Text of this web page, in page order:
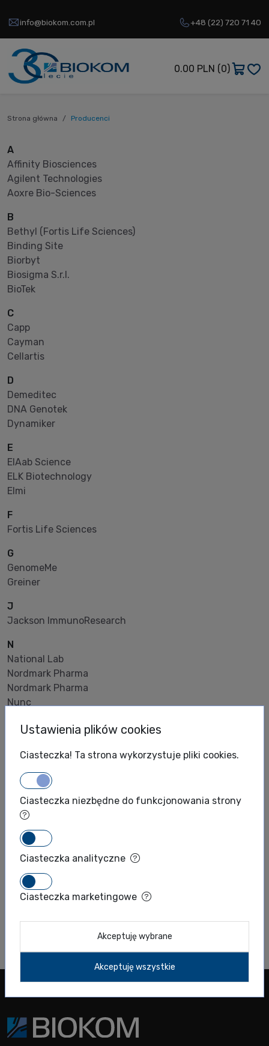
info@biokom.com.pl +48 (22) 720 71 40
0.00 PLN (0)
Strona główna Producenci
A
Affinity Biosciences
Agilent Technologies
Aoxre Bio-Sciences
B
Bethyl (Fortis Life Sciences)
Binding Site
Biorbyt
Biosigma S.r.l.
BioTek
C
Capp
Cayman
Cellartis
D
Demeditec
DNA Genotek
Dynamiker
E
EIAab Science
ELK Biotechnology
Elmi
F
Fortis Life Sciences
G
GenomeMe
Greiner
J
Jackson ImmunoResearch
N
National Lab
Nordmark Pharma
Nordmark Pharma
Nunc
PHOENIX Europe
Serva Electrophoresis
Southern Biotech
STEMCELL Technologies
Takara
Vector
Ustawienia plików cookies
Ciasteczka! Ta strona wykorzystuje pliki cookies.
Ciasteczka niezbędne do funkcjonowania strony
Ciasteczka analityczne
Ciasteczka marketingowe
Akceptuję wybrane
Akceptuję wszystkie